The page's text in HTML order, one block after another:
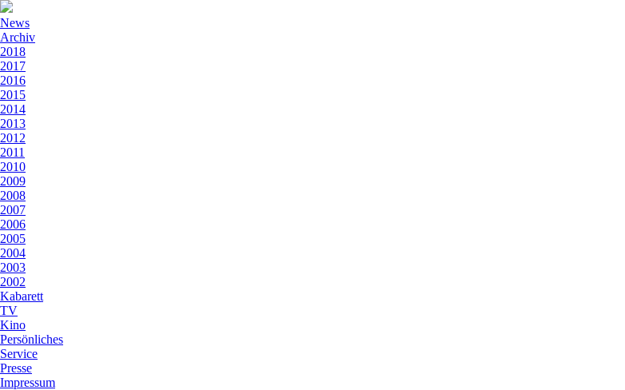
News
Archiv
2018
2017
2016
2015
2014
2013
2012
2011
2010
2009
2008
2007
2006
2005
2004
2003
2002
Kabarett
TV
Kino
Persönliches
Service
Presse
Impressum